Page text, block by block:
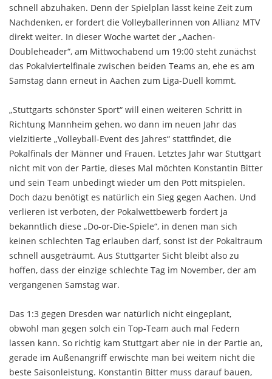
schnell abzuhaken. Denn der Spielplan lässt keine Zeit zum
Nachdenken, er fordert die Volleyballerinnen von Allianz MTV
direkt weiter. In dieser Woche wartet der „Aachen-
Doubleheader“, am Mittwochabend um 19:00 steht zunächst
das Pokalviertelfinale zwischen beiden Teams an, ehe es am
Samstag dann erneut in Aachen zum Liga-Duell kommt.
„Stuttgarts schönster Sport“ will einen weiteren Schritt in
Richtung Mannheim gehen, wo dann im neuen Jahr das
vielzitierte „Volleyball-Event des Jahres“ stattfindet, die
Pokalfinals der Männer und Frauen. Letztes Jahr war Stuttgart
nicht mit von der Partie, dieses Mal möchten Konstantin Bitter
und sein Team unbedingt wieder um den Pott mitspielen.
Doch dazu benötigt es natürlich ein Sieg gegen Aachen. Und
verlieren ist verboten, der Pokalwettbewerb fordert ja
bekanntlich diese „Do-or-Die-Spiele“, in denen man sich
keinen schlechten Tag erlauben darf, sonst ist der Pokaltraum
schnell ausgeträumt. Aus Stuttgarter Sicht bleibt also zu
hoffen, dass der einzige schlechte Tag im November, der am
vergangenen Samstag war.
Das 1:3 gegen Dresden war natürlich nicht eingeplant,
obwohl man gegen solch ein Top-Team auch mal Federn
lassen kann. So richtig kam Stuttgart aber nie in der Partie an,
gerade im Außenangriff erwischte man bei weitem nicht die
beste Saisonleistung. Konstantin Bitter muss darauf bauen,